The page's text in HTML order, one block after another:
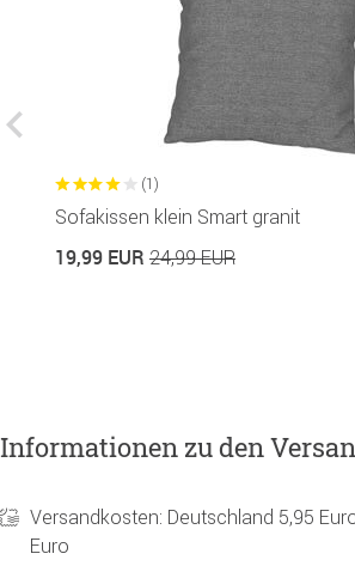
(1)
Sofakissen klein Smart granit
19,99 EUR 24,99 EUR
Informationen zu den
Versandkosten: Deutschland 5,95
Euro